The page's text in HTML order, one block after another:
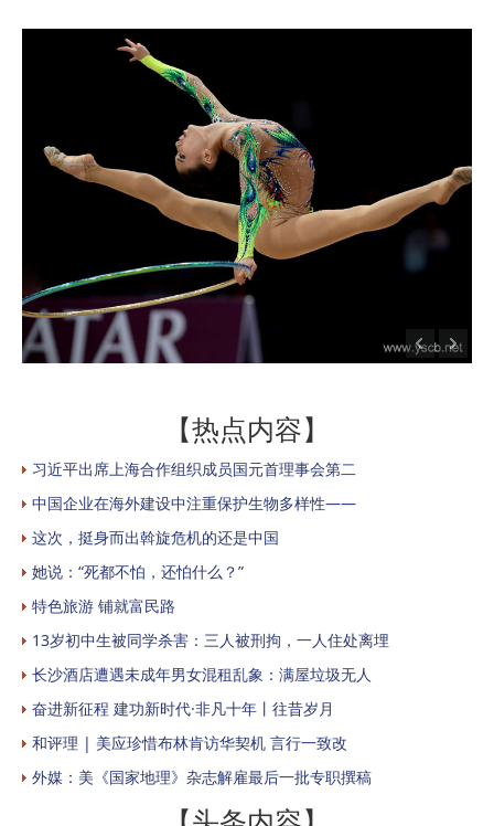
【热点内容】
习近平出席上海合作组织成员国元首理事会第二
中国企业在海外建设中注重保护生物多样性——
这次，挺身而出斡旋危机的还是中国
她说：“死都不怕，还怕什么？”
特色旅游 铺就富民路
13岁初中生被同学杀害：三人被刑拘，一人住处离埋
长沙酒店遭遇未成年男女混租乱象：满屋垃圾无人
奋进新征程 建功新时代·非凡十年丨往昔岁月
和评理 | 美应珍惜布林肯访华契机 言行一致改
外媒：美《国家地理》杂志解雇最后一批专职撰稿